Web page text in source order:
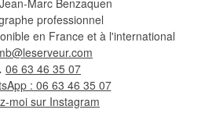
professionnel
en France et à l'international
06 63 46 35 07
: 06 63 46 35 07
moi sur Instagram